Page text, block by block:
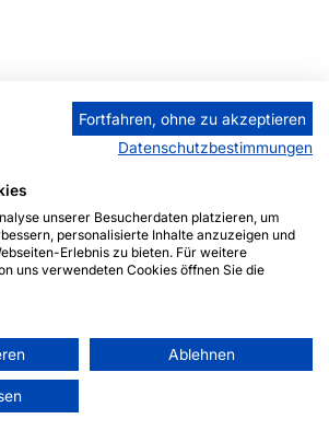
Fortfahren, ohne zu akzeptieren
Datenschutzbestimmungen
unserer Besucherdaten platzieren, um
personalisierte Inhalte anzuzeigen und
Erlebnis zu bieten. Für weitere
uns verwendeten Cookies öffnen Sie die
Ablehnen